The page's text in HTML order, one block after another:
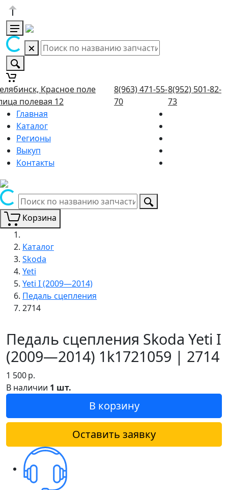
Красное поле
полевая 12
8(963) 471-55-
70
8(952) 501-82-
73
Главная
Каталог
Регионы
Выкуп
Контакты
Корзина
Каталог
Skoda
Yeti
Yeti I (2009—2014)
Педаль сцепления
2714
Педаль сцепления Skoda Yeti I
(2009—2014) 1k1721059 | 2714
1 500р.
В наличии 1 шт.
В корзину
Оставить заявку